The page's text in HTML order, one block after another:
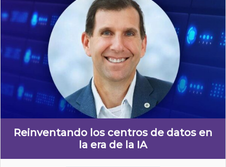
Reinventando los centros de datos en
la era de la IA